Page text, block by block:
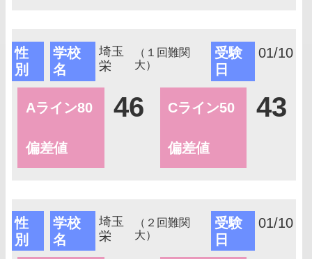
性
別
学校
名
埼玉
栄
（１回難関
大）
受験
日
01/10
Aライン80
偏差値
46 Cライン50
偏差値
43
性
別
学校
名
埼玉
栄
（２回難関
大）
受験
日
01/10